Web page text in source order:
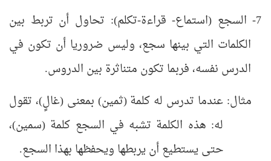
7- السجع (استماع- قراءة-تكلم): تحاول أن تربط بين
الكلمات التي بينها سجع، وليس ضروريا أن تكون في
الدرس نفسه، فربما تكون متناثرة بين الدروس.
مثال: عندما تدرس له كلمة (ثمين) بمعنى (غالٍ)، تقول
له: هذه الكلمة تشبه في السجع كلمة (سمين)،
حتى يستطيع أن يربطها ويحفظها بهذا السجع.